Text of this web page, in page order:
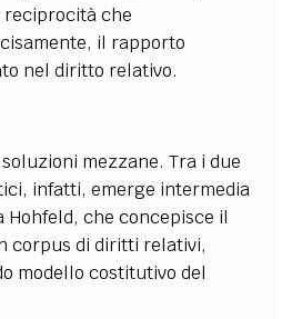
reciprocità che
il rapporto
nel diritto relativo.
mezzane. Tra i due
infatti, emerge intermedia
che concepisce il
corpus di diritti relativi,
modello costitutivo del